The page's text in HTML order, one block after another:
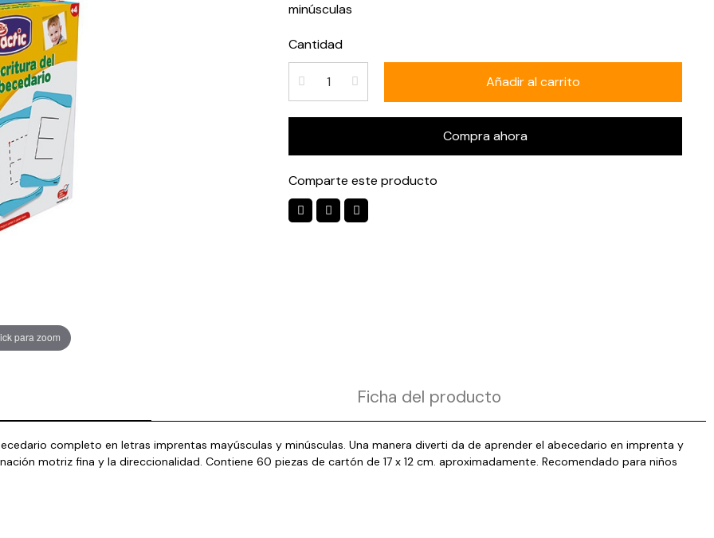
para zoom
minúsculas
Cantidad
Añadir al carrito
Compra ahora
Comparte este producto
Ficha del producto
completo en letras imprentas mayúsculas y minúsculas. Una manera diverti da de aprender el abecedario en imprenta y
motriz fina y la direccionalidad. Contiene 60 piezas de cartón de 17 x 12 cm. aproximadamente. Recomendado para niños